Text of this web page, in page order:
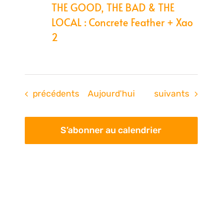
THE GOOD, THE BAD & THE
LOCAL : Concrete Feather + Xao
2
Évènements
précédents Aujourd'hui Évènements
suivants
S’abonner au calendrier